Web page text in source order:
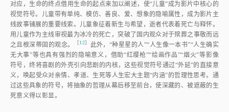
对应，生命的终点借用生命的起点来加以阐述，使“儿童”成为影片中核心的
视觉符号。儿童带有单纯、模仿、善良、爱、想象的隐喻属性，成为影片主
线故事铺展的重要线索。儿童象征着新生与希望，逝者代表着死亡与释怀。
用儿童作为主线审视最为冰冷的死亡，突破了国内观众对于殡葬之事敬而远
之且根深蒂固的观念。 ［12］
此外，“种星星的人”“人生像一本书”“人生确实
无大事”等也具有强烈的隐喻意义，借助“红缨枪”“绘画作品”“烟火”等影像
符号，终将喜剧的外壳引向悲剧的内核，这些视觉符号通过“外延”的直接意
义，唤起受众对亲情、孝道、生死等人生宏大主题“内涵”的哲理性思考。通
过这些具象的符号，将抽象的哲理从幕后移至前台，使深藏的、被遮蔽的生
死意义得以彰显。